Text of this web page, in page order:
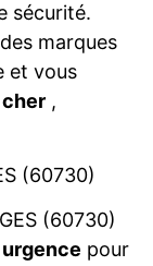
sécurité.
marques
et vous
cher ,
(60730)
(60730)
pour